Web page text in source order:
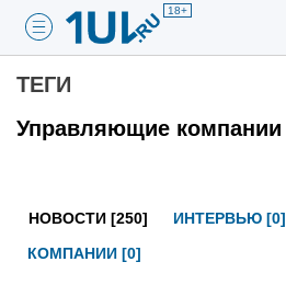
18+
ТЕГИ
Управляющие компании
НОВОСТИ [250] ИНТЕРВЬЮ [0]
КОМПАНИИ [0]